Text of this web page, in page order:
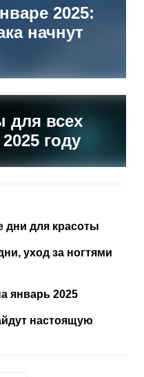
2025:
начнут
для всех
году
дни для красоты
уход за ногтями
январь 2025
настоящую